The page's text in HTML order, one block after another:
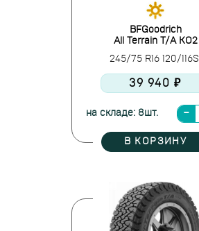
BFGoodrich
All Terrain T/A KO2
245/75 R16 120/116S
39 940 ₽
на складе: 8шт.
В КОРЗИНУ